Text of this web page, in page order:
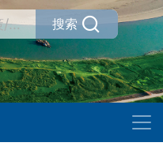
搜索